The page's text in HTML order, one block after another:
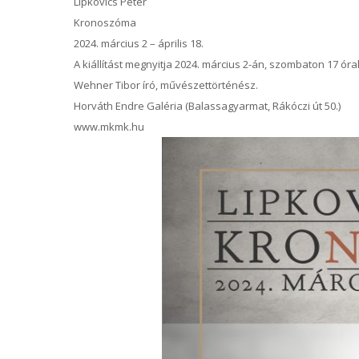
Kronoszóma
2024. március 2 – április 18.
A kiállítást megnyitja 2024. március 2-án, szombaton 17
Wehner Tibor író, művészettörténész.
Horváth Endre Galéria (Balassagyarmat, Rákóczi út 50.)
www.mkmk.hu